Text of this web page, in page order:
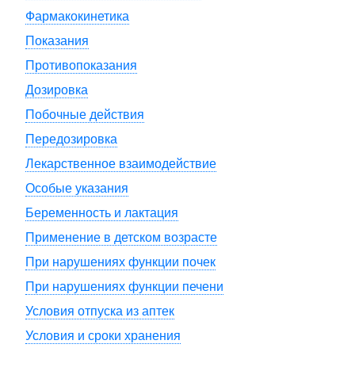
Фармакокинетика
Показания
Противопоказания
Дозировка
Побочные действия
Передозировка
Лекарственное взаимодействие
Особые указания
Беременность и лактация
Применение в детском возрасте
При нарушениях функции почек
При нарушениях функции печени
Условия отпуска из аптек
Условия и сроки хранения